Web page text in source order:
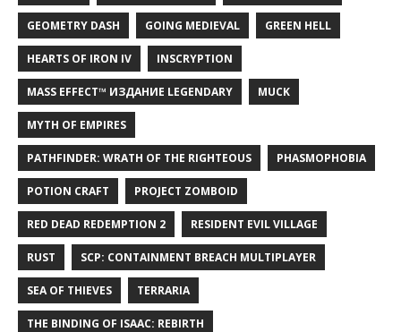
GEOMETRY DASH GOING MEDIEVAL GREEN HELL
HEARTS OF IRON IV INSCRYPTION
MASS EFFECT™ ИЗДАНИЕ LEGENDARY MUCK
MYTH OF EMPIRES
PATHFINDER: WRATH OF THE RIGHTEOUS PHASMOPHOBIA
POTION CRAFT PROJECT ZOMBOID
RED DEAD REDEMPTION 2 RESIDENT EVIL VILLAGE
RUST SCP: CONTAINMENT BREACH MULTIPLAYER
SEA OF THIEVES TERRARIA
THE BINDING OF ISAAC: REBIRTH